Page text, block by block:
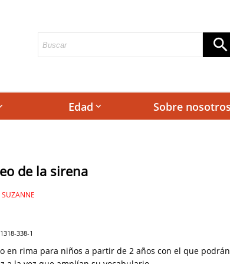
Edad keyboard_arrow_down Sobre nosotros
de la sirena
SUZANNE
338-1
en rima para niños a partir de 2 años con el que